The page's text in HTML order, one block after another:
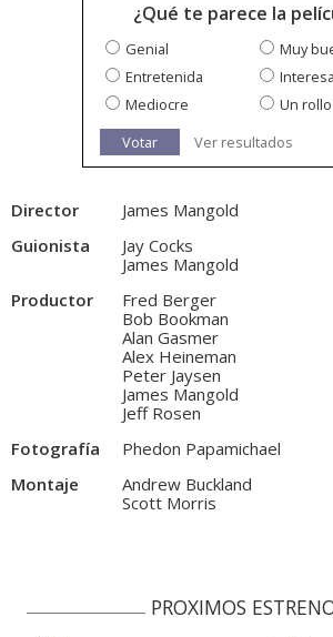
¿Qué te parece la
Genial
Muy
Entretenida
Mediocre
Un rollo
Votar
Ver resultados
Director
James Mangold
Guionista
Jay Cocks
James Mangold
Productor
Fred Berger
Bob Bookman
Alan Gasmer
Alex Heineman
Peter Jaysen
James Mangold
Jeff Rosen
Fotografía
Phedon Papamichael
Montaje
Andrew Buckland
Scott Morris
PROXIMOS